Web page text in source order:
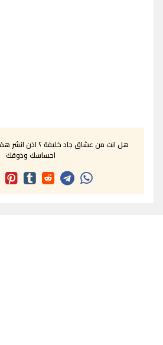
هل انت من عشاق جاد خليفة ؟ اذن انشر
احساسك وذوقك